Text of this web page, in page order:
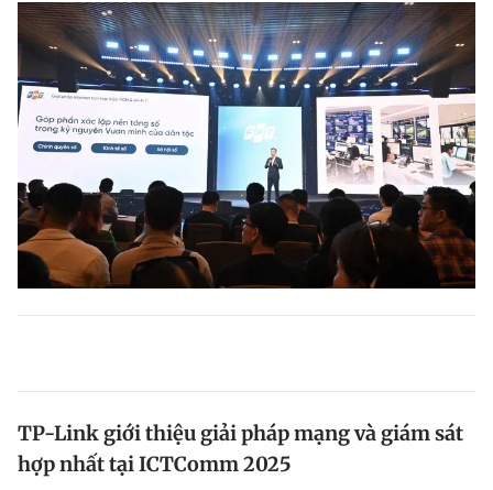
TP-Link giới thiệu giải pháp mạng và giám sát
hợp nhất tại ICTComm 2025